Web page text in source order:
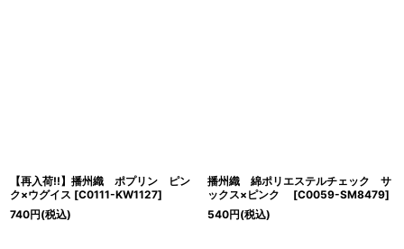
【再入荷!!】播州織 ポプリン ピン
ク×ウグイス [C0111-KW1127]
740円(税込)
播州織 綿ポリエステルチェック サ
ックス×ピンク
[C0059-SM8479]
540円(税込)